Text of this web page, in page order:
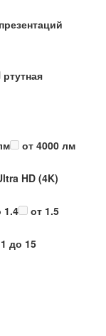
ртутная
от 4000 лм
HD (4K)
1.4
от 1.5
до 15